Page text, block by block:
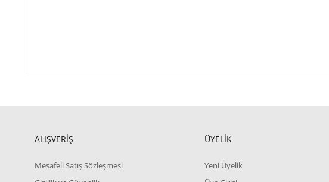
ALIŞVERİŞ
Mesafeli Satış Sözleşmesi
ÜYELİK
Yeni Üyelik